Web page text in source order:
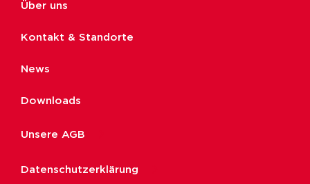
Über uns
Kontakt & Standorte
News
Downloads
Unsere AGB
Datenschutzerklärung